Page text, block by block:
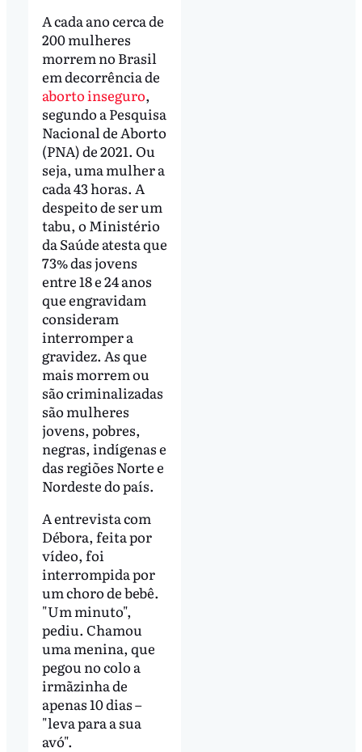
A cada ano cerca de
200 mulheres
morrem no Brasil
em decorrência de
aborto inseguro,
segundo a Pesquisa
Nacional de Aborto
(PNA) de 2021. Ou
seja, uma mulher a
cada 43 horas. A
despeito de ser um
tabu, o Ministério
da Saúde atesta que
73% das jovens
entre 18 e 24 anos
que engravidam
consideram
interromper a
gravidez. As que
mais morrem ou
são criminalizadas
são mulheres
jovens, pobres,
negras, indígenas e
das regiões Norte e
Nordeste do país.
A entrevista com
Débora, feita por
vídeo, foi
interrompida por
um choro de bebê.
"Um minuto",
pediu. Chamou
uma menina, que
pegou no colo a
irmãzinha de
apenas 10 dias –
"leva para a sua
avó".